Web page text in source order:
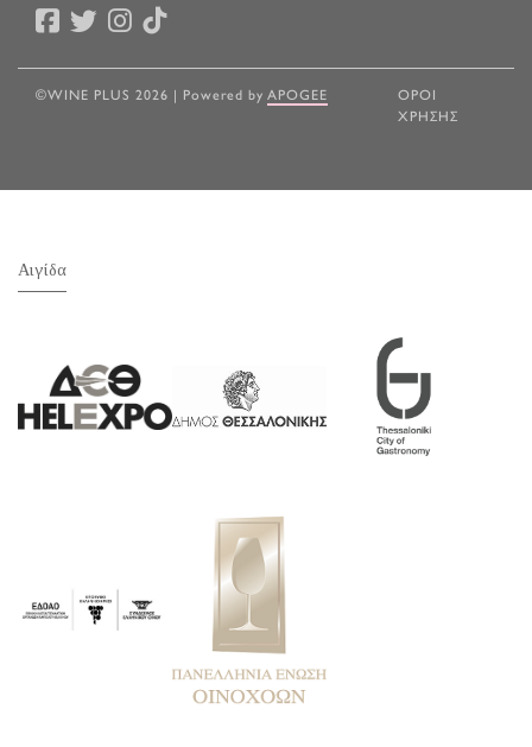
©WINE PLUS 2026 | Powered by APOGEE
ΟΡΟΙ
ΧΡΗΣΗΣ
Αιγίδα